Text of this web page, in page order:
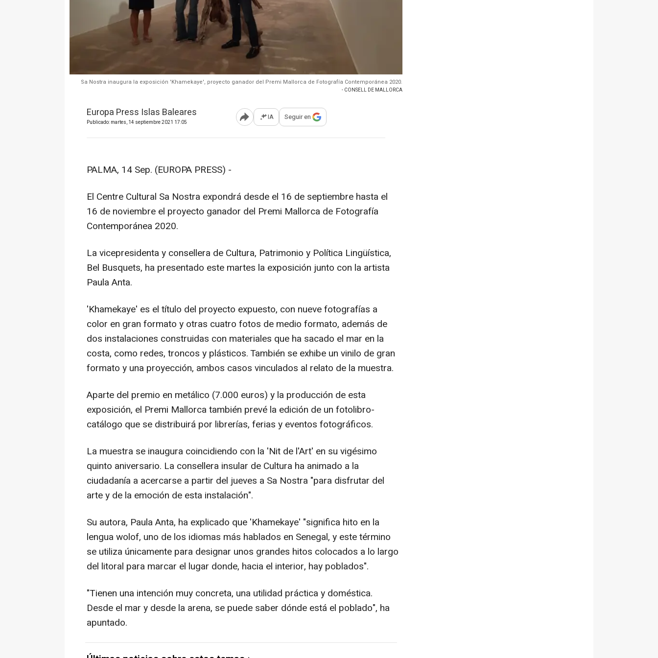
Sa Nostra inaugura la exposición 'Khamekaye', proyecto ganador del Premi Mallorca de Fotografía Contemporánea 2020.
- CONSELL DE MALLORCA
Europa Press Islas Baleares
Publicado: martes, 14 septiembre 2021 17:05 Abrir opciones para compartir
IA Seguir en
PALMA, 14 Sep. (EUROPA PRESS) -
El Centre Cultural Sa Nostra expondrá desde el 16 de septiembre hasta el
16 de noviembre el proyecto ganador del Premi Mallorca de Fotografía
Contemporánea 2020.
La vicepresidenta y consellera de Cultura, Patrimonio y Política Lingüística,
Bel Busquets, ha presentado este martes la exposición junto con la artista
Paula Anta.
'Khamekaye' es el título del proyecto expuesto, con nueve fotografías a
color en gran formato y otras cuatro fotos de medio formato, además de
dos instalaciones construidas con materiales que ha sacado el mar en la
costa, como redes, troncos y plásticos. También se exhibe un vinilo de gran
formato y una proyección, ambos casos vinculados al relato de la muestra.
Aparte del premio en metálico (7.000 euros) y la producción de esta
exposición, el Premi Mallorca también prevé la edición de un fotolibro-
catálogo que se distribuirá por librerías, ferias y eventos fotográficos.
La muestra se inaugura coincidiendo con la 'Nit de l'Art' en su vigésimo
quinto aniversario. La consellera insular de Cultura ha animado a la
ciudadanía a acercarse a partir del jueves a Sa Nostra "para disfrutar del
arte y de la emoción de esta instalación".
Su autora, Paula Anta, ha explicado que 'Khamekaye' "significa hito en la
lengua wolof, uno de los idiomas más hablados en Senegal, y este término
se utiliza únicamente para designar unos grandes hitos colocados a lo largo
del litoral para marcar el lugar donde, hacia el interior, hay poblados".
"Tienen una intención muy concreta, una utilidad práctica y doméstica.
Desde el mar y desde la arena, se puede saber dónde está el poblado", ha
apuntado.